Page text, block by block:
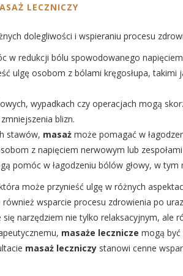
LECZNICZY
dolegliwości i wspieraniu procesu
w redukcji bólu spowodowanego
ulgę osobom z bólami kręgosłupa, takimi
wypadkach czy operacjach mogą
blizn.
stawów, masaż może pomagać w
z napięciem nerwowym lub
pomóc w łagodzeniu bólów głowy, w
może przynieść ulgę w różnych
wsparcie procesu zdrowienia po
się narzędziem nie tylko relaksacyjnym, ale
masaże lecznicze mogą
masaż leczniczy stanowi cenne